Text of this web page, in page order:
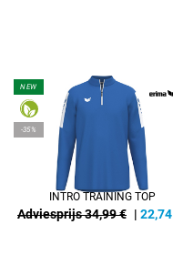
NEW
-35%
INTRO TRAINING TOP
Adviesprijs 34,99 € | 22,74